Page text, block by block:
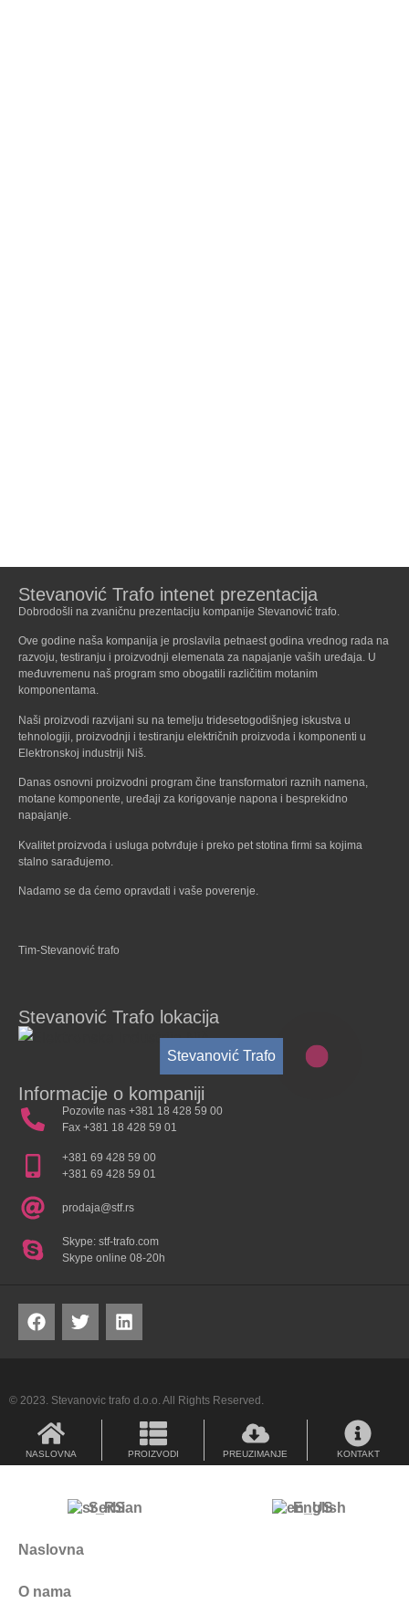
Stevanović Trafo intenet prezentacija
Dobrodošli na zvaničnu prezentaciju kompanije Stevanović trafo.
Ove godine naša kompanija je proslavila petnaest godina vrednog rada na
razvoju, testiranju i proizvodnji elemenata za napajanje vaših uređaja. U
međuvremenu naš program smo obogatili različitim motanim
komponentama.
Naši proizvodi razvijani su na temelju tridesetogodišnjeg iskustva u
tehnologiji, proizvodnji i testiranju električnih proizvoda i komponenti u
Elektronskoj industriji Niš.
Danas osnovni proizvodni program čine transformatori raznih namena,
motane komponente, uređaji za korigovanje napona i besprekidno
napajanje.
Kvalitet proizvoda i usluga potvrđuje i preko pet stotina firmi sa kojima
stalno sarađujemo.
Nadamo se da ćemo opravdati i vaše poverenje.
Tim-Stevanović trafo
Stevanović Trafo lokacija
Stevanović Trafo
Informacije o kompaniji
Pozovite nas +381 18 428 59 00
Fax +381 18 428 59 01
+381 69 428 59 00
+381 69 428 59 01
prodaja@stf.rs
Skype: stf-trafo.com
Skype online 08-20h
© 2023. Stevanovic trafo d.o.o. All Rights Reserved.
NASLOVNA PROIZVODI PREUZIMANJE KONTAKT
Serbian English
Naslovna
O nama